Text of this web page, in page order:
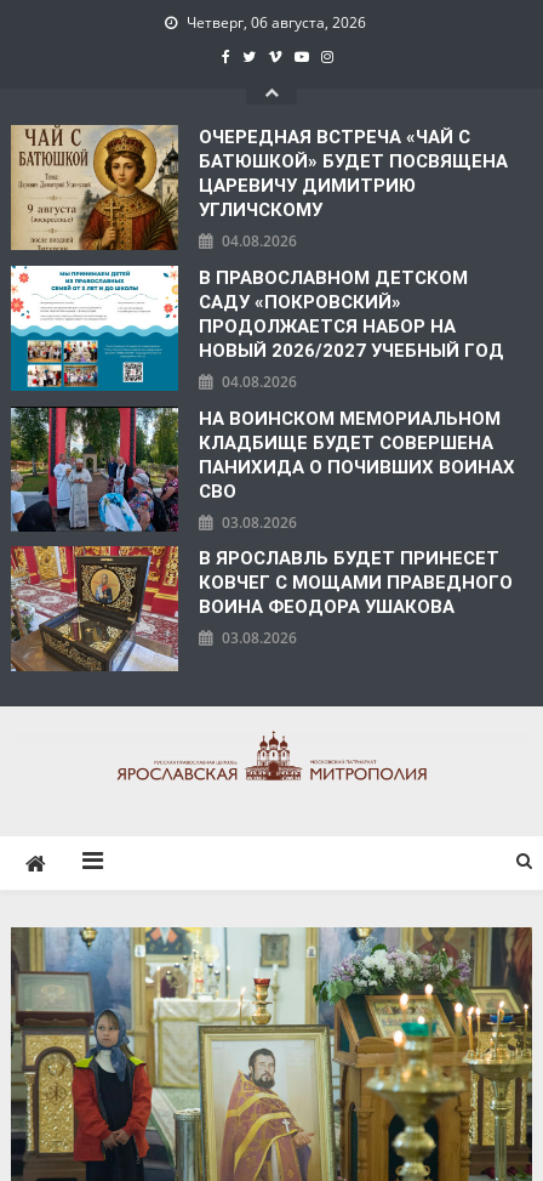
Четверг, 06 августа, 2026
ОЧЕРЕДНАЯ ВСТРЕЧА «ЧАЙ С
БАТЮШКОЙ» БУДЕТ ПОСВЯЩЕНА
ЦАРЕВИЧУ ДИМИТРИЮ
УГЛИЧСКОМУ
04.08.2026
В ПРАВОСЛАВНОМ ДЕТСКОМ
САДУ «ПОКРОВСКИЙ»
ПРОДОЛЖАЕТСЯ НАБОР НА
НОВЫЙ 2026/2027 УЧЕБНЫЙ ГОД
04.08.2026
НА ВОИНСКОМ МЕМОРИАЛЬНОМ
КЛАДБИЩЕ БУДЕТ СОВЕРШЕНА
ПАНИХИДА О ПОЧИВШИХ ВОИНАХ
СВО
03.08.2026
В ЯРОСЛАВЛЬ БУДЕТ ПРИНЕСЕТ
КОВЧЕГ С МОЩАМИ ПРАВЕДНОГО
ВОИНА ФЕОДОРА УШАКОВА
03.08.2026